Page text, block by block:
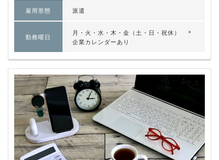
雇用形態 派遣
勤務曜日
月・火・水・木・金（土・日・祝休） ＊
企業カレンダーあり